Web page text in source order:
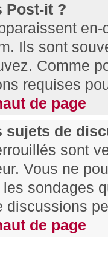
Post-it ?
Ils sont
Comme
requises
de page
sujets de
sont
Vous ne
sondages
discussions
de page